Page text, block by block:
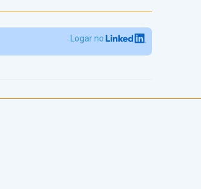
Logar no